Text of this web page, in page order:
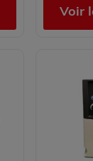
Voir